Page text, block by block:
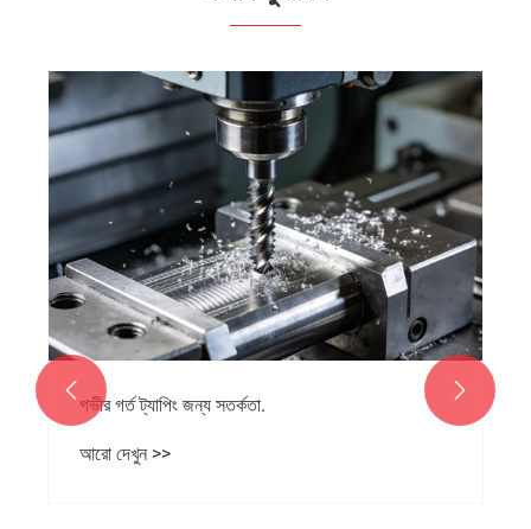
গভীর গর্ত ট্যাপিং জন্য সতর্কতা.
আরো দেখুন >>
 